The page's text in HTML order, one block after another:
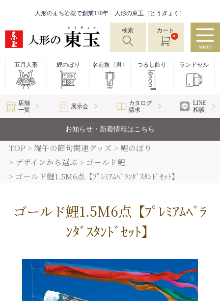
人形のまち岩槻で創業170年 人形の東玉［とうぎょく］
検索 カート
0
MENU
五月人形 鯉のぼり 名前旗〈男〉 つるし飾り ランドセル
店舗
一覧
展示会
カタログ
請求
LINE
相談
お知らせ・新着情報はこちら
TOP 端午の節句関連グッズ
鯉のぼり
デザインから選ぶ
ゴールド鯉
ゴールド鯉1.5M6点【ﾌﾟﾚﾐｱﾑﾍﾞﾗﾝﾀﾞｽﾀﾝﾄﾞｾｯﾄ】
ゴールド鯉1.5M6点【ﾌﾟﾚﾐｱﾑﾍﾞﾗ
ﾝﾀﾞｽﾀﾝﾄﾞｾｯﾄ】